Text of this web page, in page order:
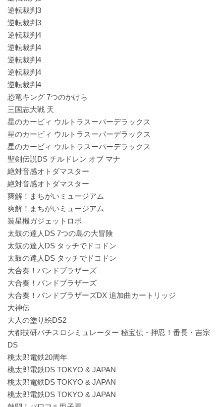
逆転裁判3
逆転裁判3
逆転裁判4
逆転裁判4
逆転裁判4
逆転裁判4
逆転裁判4
恐竜キング 7つのかけら
三国志大戦 天
星のカービィ ウルトラスーパーデラックス
星のカービィ ウルトラスーパーデラックス
星のカービィ ウルトラスーパーデラックス
聖剣伝説DS チルドレン オブ マナ
絶対音感オトダマスター
絶対音感オトダマスター
爽解！まちがいミュージアム
爽解！まちがいミュージアム
装星機ガジェットロボ
太鼓の達人DS 7つの島の大冒険
太鼓の達人DS タッチでドコドン
太鼓の達人DS タッチでドコドン
大合奏！バンドブラザーズ
大合奏！バンドブラザーズ
大合奏！バンドブラザーズDX 追加曲カートリッジ
大神伝
大人の塗り絵DS2
大都技研パチスロシミュレーター 秘宝伝・押忍！番長・吉宗
DS
桃太郎電鉄20周年
桃太郎電鉄DS TOKYO & JAPAN
桃太郎電鉄DS TOKYO & JAPAN
桃太郎電鉄DS TOKYO & JAPAN